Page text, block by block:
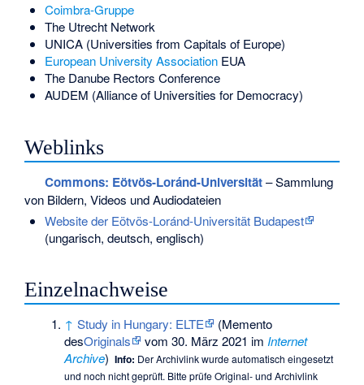
Coimbra-Gruppe
The Utrecht Network
UNICA (Universities from Capitals of Europe)
European University AssociationEUA
The Danube Rectors Conference
AUDEM (Alliance of Universities for Democracy)
Weblinks
Commons: Eötvös-Loránd-Universität– Sammlung
von Bildern, Videos und Audiodateien
Website der Eötvös-Loránd-Universität Budapest
(ungarisch, deutsch, englisch)
Einzelnachweise
↑ Study in Hungary: ELTE (Memento
desOriginals vom 30. März 2021 imInternet
Archive) Info: Der Archivlink wurde automatisch eingesetzt
und noch nicht geprüft. Bitte prüfe Original- und Archivlink